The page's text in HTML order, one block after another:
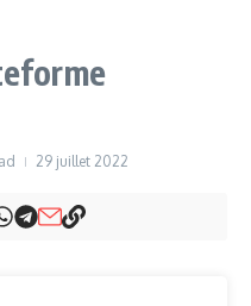
29 juillet 2022